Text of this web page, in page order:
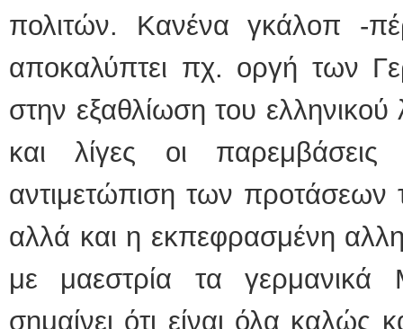
πολιτών. Κανένα γκάλοπ -
αποκαλύπτει πχ. οργή των
στην εξαθλίωση του ελληνικού
και λίγες οι
αντιμετώπιση των προτάσεων
αλλά και η εκπεφρασμένη
με μαεστρία τα
σημαίνει ότι είναι όλα